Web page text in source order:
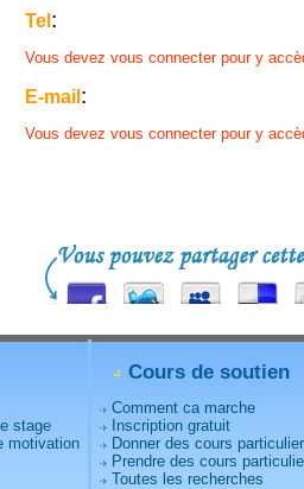
Tel:
Vous devez vous connecter pour y
E-mail:
Vous devez vous connecter pour y
stage
motivation
Cours de soutien
Comment ca marche
Inscription gratuit
Donner des cours
Prendre des cours
Toutes les recherches